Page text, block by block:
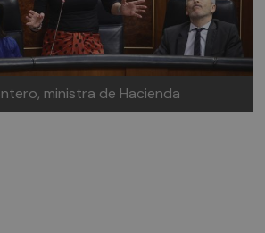
ministra de Hacienda